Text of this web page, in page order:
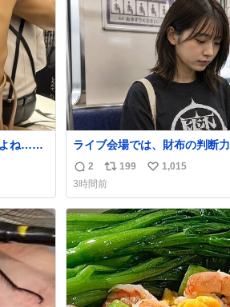
ト
数
数
ね…そ
ライブ会場では、財布の判断
る。
返
信
数
2
リ
ポ
ス
ト
数
199
い
ね
数
1,015
3時間前